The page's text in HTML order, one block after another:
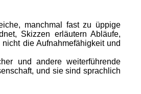
manchmal fast zu üppige
Skizzen erläutern Abläufe,
die Aufnahmefähigkeit und
und andere weiterführende
und sie sind sprachlich